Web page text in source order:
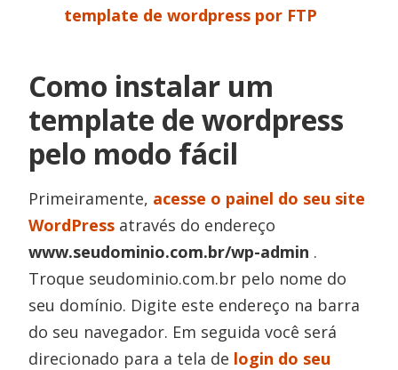
template de wordpress por FTP
Como instalar um
template de wordpress
pelo modo fácil
Primeiramente, acesse o painel do seu site
WordPress através do endereço
www.seudominio.com.br/wp-admin .
Troque seudominio.com.br pelo nome do
seu domínio. Digite este endereço na barra
do seu navegador. Em seguida você será
direcionado para a tela de login do seu